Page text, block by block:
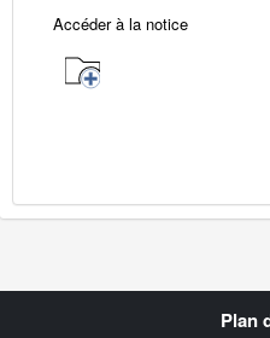
Accéder à la notice
Plan